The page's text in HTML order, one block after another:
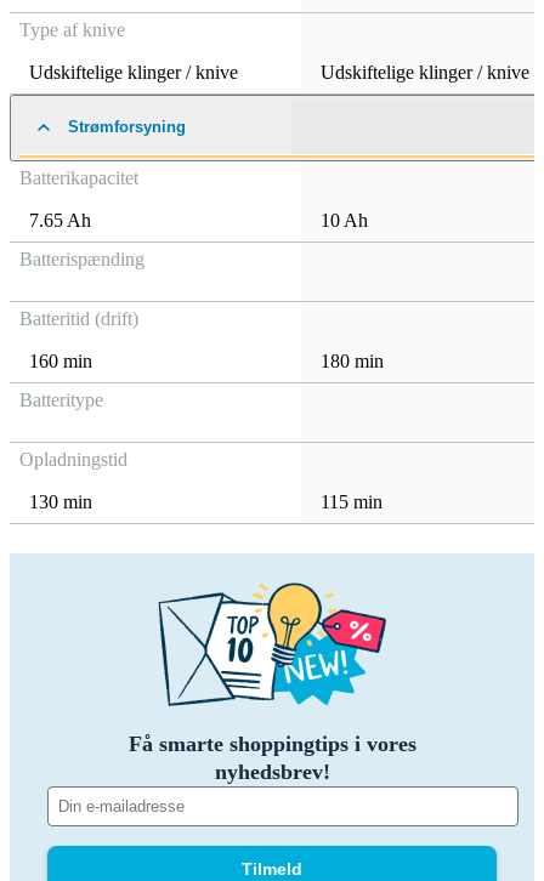
Type af knive
Udskiftelige klinger / knive Udskiftelige klinger / knive
Strømforsyning
Batterikapacitet
7.65 Ah
10 Ah
Batterispænding
Batteritid (drift)
160 min
180 min
Batteritype
Opladningstid
130 min 115 min
Få smarte shoppingtips i vores
nyhedsbrev!
Tilmeld